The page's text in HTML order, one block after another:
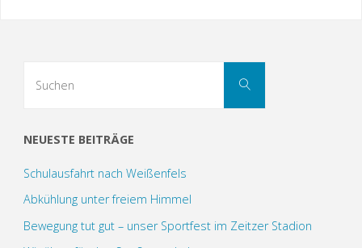
Suchen
NEUESTE BEITRÄGE
Schulausfahrt nach Weißenfels
Abkühlung unter freiem Himmel
Bewegung tut gut – unser Sportfest im Zeitzer Stadion